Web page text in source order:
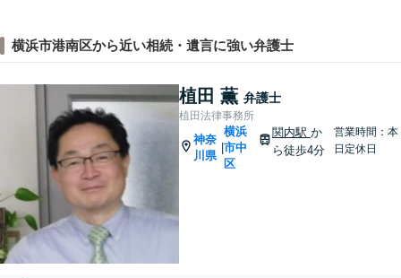
横浜市港南区から近い相続・遺言に強い弁護士
植田 薫 弁護士
植田法律事務所
神奈
川県
横浜
市中
区
関内駅 か
ら徒歩4分
営業時間：本
日定休日